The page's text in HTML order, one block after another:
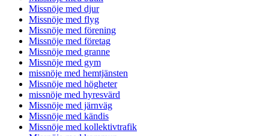
Missnöje med djur
Missnöje med flyg
Missnöje med förening
Missnöje med företag
Missnöje med granne
Missnöje med gym
missnöje med hemtjänsten
Missnöje med högheter
missnöje med hyresvärd
Missnöje med järnväg
Missnöje med kändis
Missnöje med kollektivtrafik